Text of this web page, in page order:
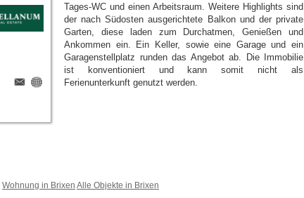
Tages-WC und einen Arbeitsraum. Weitere Highlights sind
der nach Südosten ausgerichtete Balkon und der private
Garten, diese laden zum Durchatmen, Genießen und
Ankommen ein. Ein Keller, sowie eine Garage und ein
Garagenstellplatz runden das Angebot ab. Die Immobilie
ist konventioniert und kann somit nicht als
Ferienunterkunft genutzt werden.
Wohnung in Brixen Alle Objekte in Brixen